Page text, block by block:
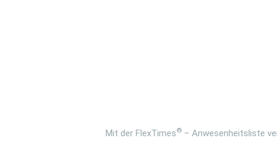
Mit der FlexTimes® – Anwesenheitsliste